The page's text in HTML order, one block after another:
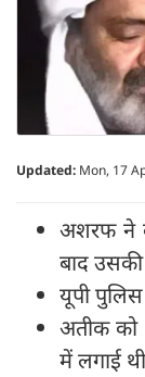
Updated: Mon, 17
अशरफ ने
बाद उसकी
यूपी
अतीक को
में लगाई